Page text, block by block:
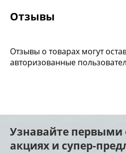
Отзывы
Отзывы о товарах могут
авторизованные
Узнавайте первыми
акциях и супер-